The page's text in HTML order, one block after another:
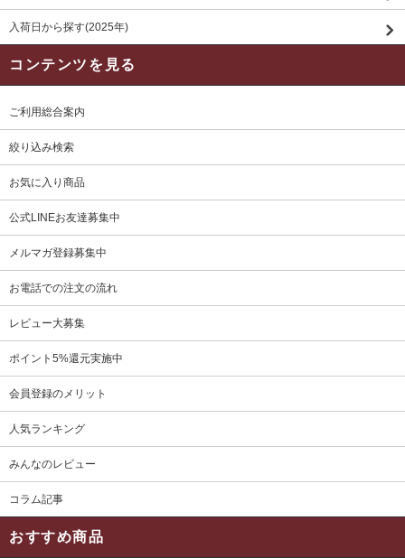
入荷日から探す(2025年)
コンテンツを見る
ご利用総合案内
絞り込み検索
お気に入り商品
公式LINEお友達募集中
メルマガ登録募集中
お電話での注文の流れ
レビュー大募集
ポイント5%還元実施中
会員登録のメリット
人気ランキング
みんなのレビュー
コラム記事
おすすめ商品